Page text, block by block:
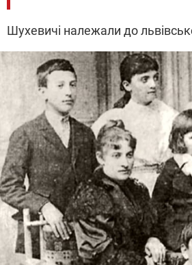
Шухевичі належали до